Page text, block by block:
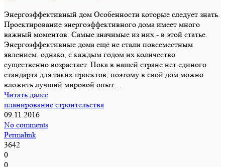
Энергоэффективный дом Особенности которые следует знать.
Проектирование энергоэффективного дома имеет много
важный моментов. Самые значимые из них - в этой статье.
Энергоэффективные дома ещё не стали повсеместным
явлением, однако, с каждым годом их количество
существенно возрастает. Пока в нашей стране нет единого
стандарта для таких проектов, поэтому в свой дом можно
вложить лучший мировой опыт…
Читать далее
планирование строительства
09.11.2016
No comments
Permalink
3642
0
0